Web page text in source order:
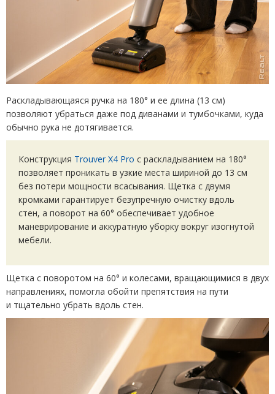
Раскладывающаяся ручка на 180° и ее длина (13 см)
позволяют убраться даже под диванами и тумбочками, куда
обычно рука не дотягивается.
Конструкция Trouver X4 Pro с раскладыванием на 180°
позволяет проникать в узкие места шириной до 13 см
без потери мощности всасывания. Щетка с двумя
кромками гарантирует безупречную очистку вдоль
стен, а поворот на 60° обеспечивает удобное
маневрирование и аккуратную уборку вокруг изогнутой
мебели.
Щетка с поворотом на 60° и колесами, вращающимися в двух
направлениях, помогла обойти препятствия на пути
и тщательно убрать вдоль стен.